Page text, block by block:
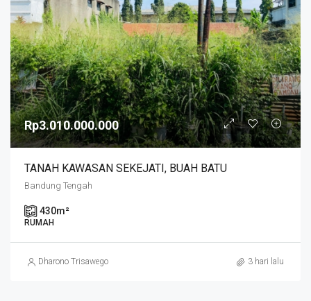
Rp3.010.000.000
TANAH KAWASAN SEKEJATI, BUAH BATU
Bandung Tengah
430m²
RUMAH
Dharono Trisawego 3 hari lalu